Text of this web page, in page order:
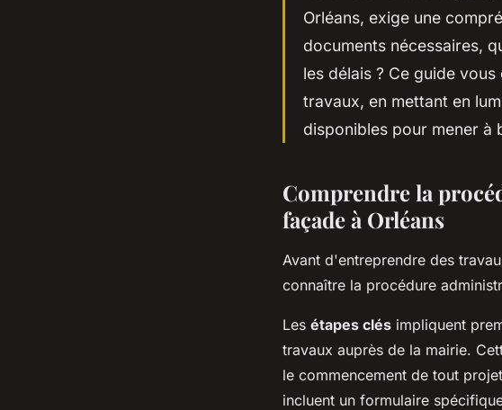
Orléans, exige une
documents nécessaires,
les délais ? Ce guide
travaux, en mettant en
disponibles pour mener à
Comprendre la
façade à Orléans
Avant d'entreprendre des
connaître la procédure
Les étapes clés impliquent
travaux auprès de la mairie.
le commencement de tout
incluent un formulaire